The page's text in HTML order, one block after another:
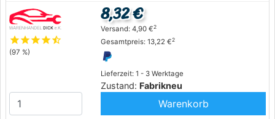
starstarstarstarstar_half
(97 %)
Lieferzeit: 1 - 3 Werktage
Zustand: Fabrikneu
8,32 €
Versand: 4,90 €2
Gesamtpreis: 13,22 €2
Warenkorb